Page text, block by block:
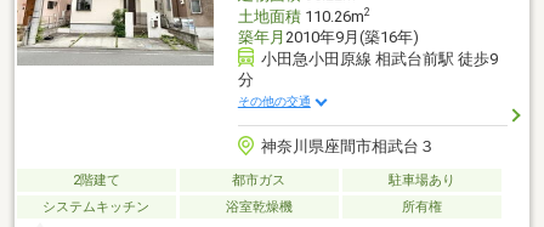
土地面積110.26m2
築年月 2010年9月(築16年)
小田急小田原線 相武台前駅 徒歩9
分
その他の交通
神奈川県座間市相武台３
2階建て 都市ガス
駐車場あり
システムキッチン
浴室乾燥機 所有権